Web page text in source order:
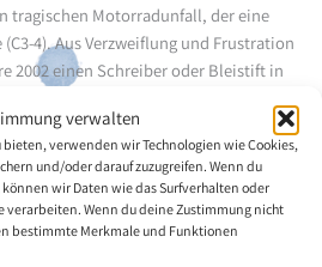
verwalten
verwenden wir Technologien wie Cookies,
und/oder darauf zuzugreifen. Wenn du
wir Daten wie das Surfverhalten oder
verarbeiten. Wenn du deine Zustimmung nicht
bestimmte Merkmale und Funktionen
tragischen Motorradunfall, der eine
4). Aus Verzweiflung und Frustration
2002 einen Schreiber oder Bleistift in
und zu unterschreiben. Auf Ansporn
ersten Bilder mit dem Mund zu
verschiedenster Methoden. Sie
autodidaktisch. Die bevorzugten
sind Blumen und Abstrakte in
ihre Werke anlässlich mehrerer